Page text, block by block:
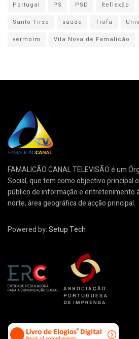
Portugal
PS PSD Reflexão
Santo Tirso
saúde Trofa
vermoim
Vila Nova de Famalicão
FAMALICÃO CANAL TELEVISÃO é um
Social, que tem como objectivo principal
público de informação e entretenimento
norte, área geográfica de acção principal.
Powered by:Setup Tech